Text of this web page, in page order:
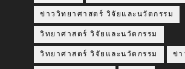
ข่าววิทยาศาสตร์ วิจัยและนวัตกรรม
วิทยาศาสตร์ วิจัยและนวัตกรรม
วิทยาศาสตร์ วิจัยและนวัตกรรม ข่า